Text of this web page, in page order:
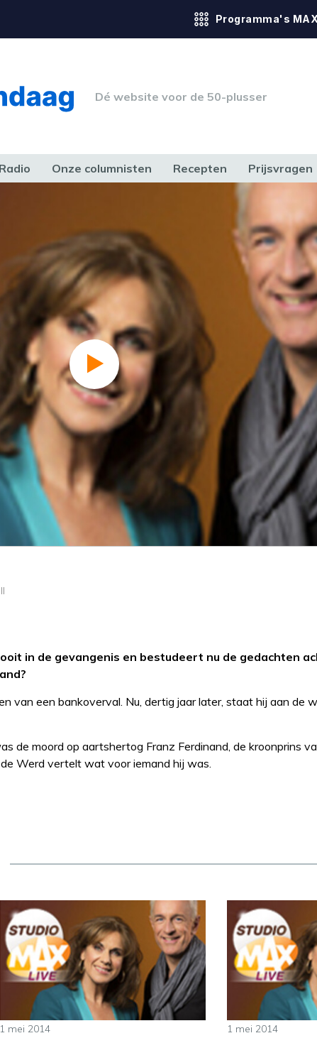
Programma's MAX
Dé website voor de 50-plusser
Onze columnisten Recepten Prijsvragen
in de gevangenis en bestudeert nu de gedachten
van een bankoverval. Nu, dertig jaar later, staat hij aan de
de moord op aartshertog Franz Ferdinand, de kroonprins
Werd vertelt wat voor iemand hij was.
1 mei 2014 1 mei 2014